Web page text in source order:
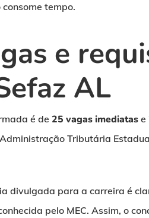
tempo.
e
AL
é de 25 vagas imediatas e
Tributária
divulgada para a carreira é
pelo MEC. Assim, o